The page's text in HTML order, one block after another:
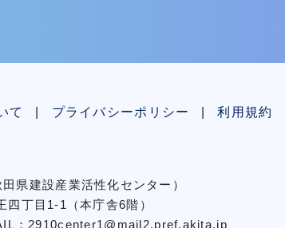
て プライバシーポリシー 利用規約
⽥県建設産業活性化センター）
丁⽬1-1（本庁舎6階）
：2910center1@mail2.pref.akita.jp